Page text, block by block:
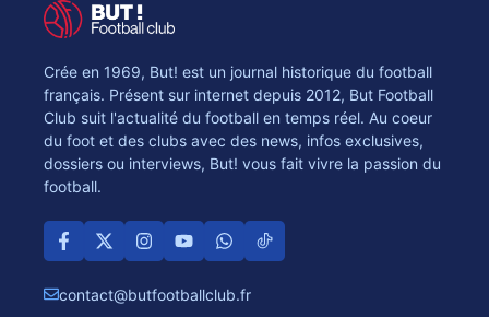
Crée en 1969, But! est un journal historique du football
français. Présent sur internet depuis 2012, But Football
Club suit l'actualité du football en temps réel. Au coeur
du foot et des clubs avec des news, infos exclusives,
dossiers ou interviews, But! vous fait vivre la passion du
football.
contact@butfootballclub.fr